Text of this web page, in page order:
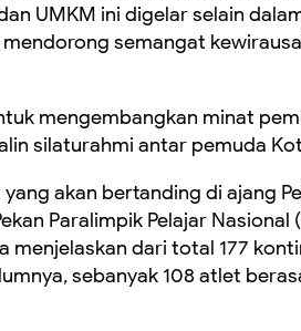
UMKM ini digelar selain
semangat
mengembangkan minat
silaturahmi antar pemuda
akan bertanding di ajang
Paralimpik Pelajar Nasional
menjelaskan dari total 177
sebanyak 108 atlet